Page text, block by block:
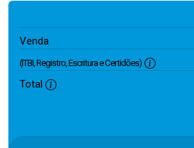
Venda
(ITBI, Registro, Escritura e Certidões)
Total